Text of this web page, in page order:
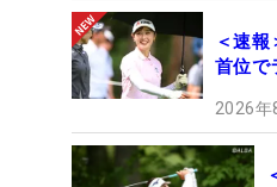
＜速
首位で
2026年